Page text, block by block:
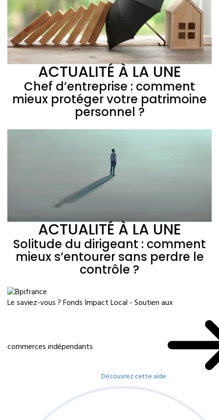
ACTUALITÉ À LA UNE
Chef d’entreprise : comment
mieux protéger votre patrimoine
personnel ?
ACTUALITÉ À LA UNE
Solitude du dirigeant : comment
mieux s’entourer sans perdre le
contrôle ?
Le saviez-vous ?Fonds Impact Local - Soutien aux
commerces indépendants
Découvrez cette aide